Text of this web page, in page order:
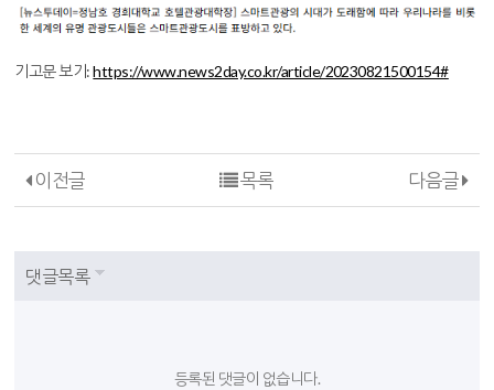
기고문 보기:https://www.news2day.co.kr/article/20230821500154#
이전글 다음글
목록
댓글목록
등록된 댓글이 없습니다.